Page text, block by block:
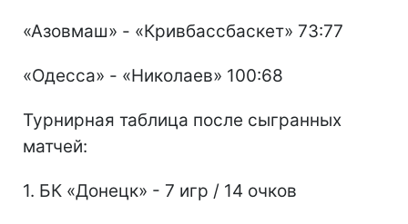
«Азовмаш» - «Кривбассбаскет» 73:77
«Одесса» - «Николаев» 100:68
Турнирная таблица после сыгранных
матчей:
1. БК «Донецк» - 7 игр / 14 очков